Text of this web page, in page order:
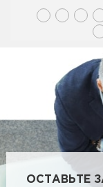
ОСТАВЬТЕ